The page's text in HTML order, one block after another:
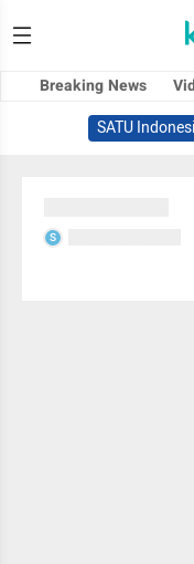
Breaking News
SATU
S